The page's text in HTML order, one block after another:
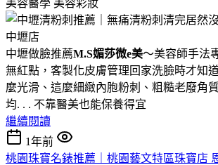
美容醫學 美容彩妝
中壢做臉推薦M.S媚莎微e美～美容師手法
無紅點，客製化皮膚管理回家洗臉時才知
麼光滑、這麼細緻內胞粉刺、粗糙老廢角
均. . . 不靠醫美也能保養得宜
繼續閱讀
1年前
桃園珠寶名錶推薦｜桃園藝文特區珠寶店